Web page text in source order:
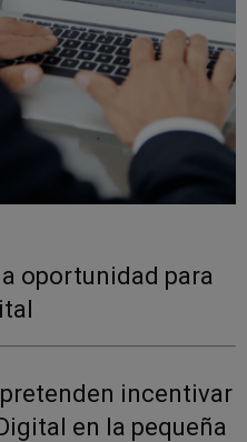
oportunidad para
incentivar
en la pequeña